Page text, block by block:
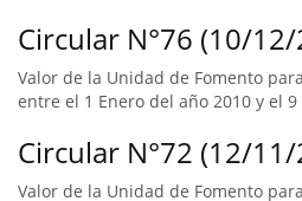
Circular N°76 (10/
Valor de la Unidad de Fomento
entre el 1 Enero del año 2010 y el
Circular N°72 (12/
Valor de la Unidad de Fomento